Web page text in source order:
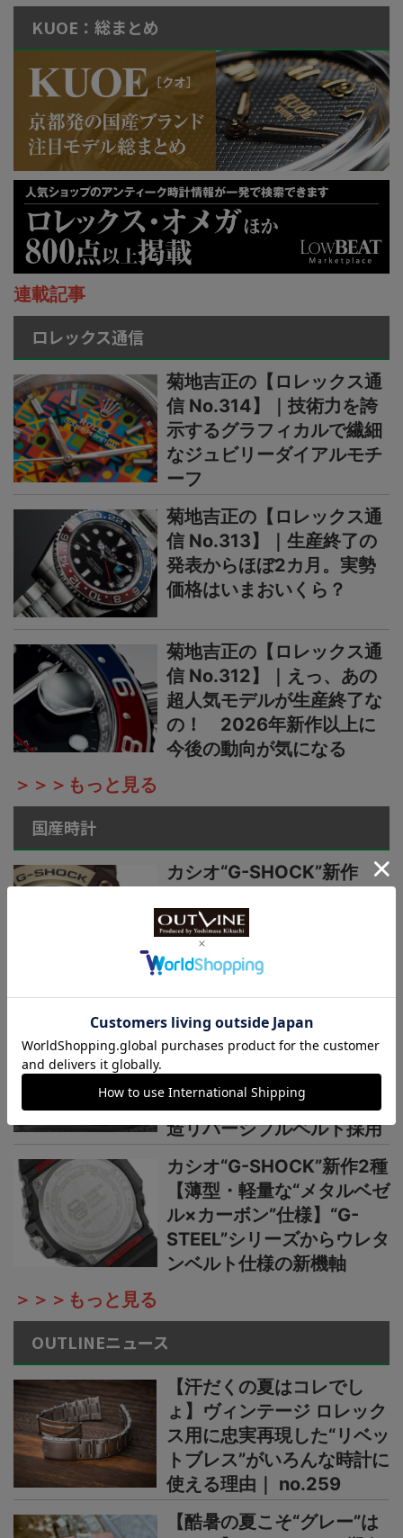
KUOE：総まとめ
連載記事
ロレックス通信
菊地吉正の【ロレックス通
信 No.314】｜技術力を誇
示するグラフィカルで繊細
なジュビリーダイアルモチ
ーフ
菊地吉正の【ロレックス通
信 No.313】｜生産終了の
発表からほぼ2カ月。実勢
価格はいまおいくら？
菊地吉正の【ロレックス通
信 No.312】｜えっ、あの
超人気モデルが生産終了な
の！ 2026年新作以上に
今後の動向が気になる
＞＞＞もっと見る
国産時計
カシオ“G-SHOCK”新作
×ブラウン”で3機種】黄金
の地平線をテーマにし
た“MASTER OF G”ニュー
カラーシリーズ
国産時計“カシオ”プロトレ
ック新作【シリーズ最軽量
の本格アウトドアウオッ
チ】小物を収納できる新構
造リバーシブルベルト採用
カシオ“G-SHOCK”新作2種
【薄型・軽量な“メタルベゼ
ル×カーボン”仕様】“G-
STEEL”シリーズからウレタ
ンベルト仕様の新機軸
＞＞＞もっと見る
OUTLINEニュース
【汗だくの夏はコレでし
ょ】ヴィンテージ ロレック
ス用に忠実再現した“リベッ
トブレス”がいろんな時計に
使える理由｜ no.259
【酷暑の夏こそ“グレー”は